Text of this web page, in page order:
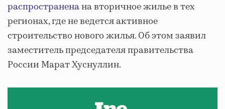
распространенана вторичное жилье в тех
регионах, где не ведется активное
строительство нового жилья. Об этом заявил
заместитель председателя правительства
России Марат Хуснуллин.